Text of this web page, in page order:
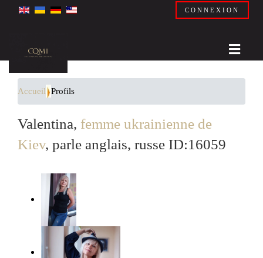
CONNEXION
Accueil Profils
Valentina, femme ukrainienne de
Kiev, parle anglais, russe ID:16059